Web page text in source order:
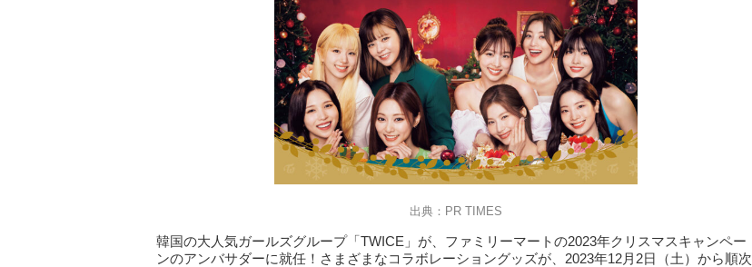
出典：PR TIMES
韓国の大人気ガールズグループ「TWICE」が、ファミリーマートの2023年クリスマスキャンペー
ンのアンバサダーに就任！さまざまなコラボレーショングッズが、2023年12月2日（土）から順次